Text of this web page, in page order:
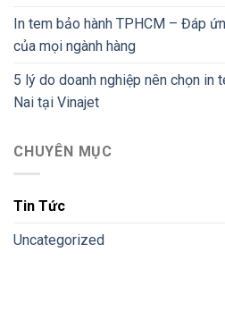
In tem bảo hành TPHCM – Đáp
của mọi ngành hàng
5 lý do doanh nghiệp nên chọn in
Nai tại Vinajet
CHUYÊN MỤC
Tin Tức
Uncategorized